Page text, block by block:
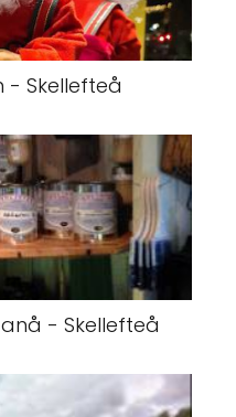
- Skellefteå
- Skellefteå